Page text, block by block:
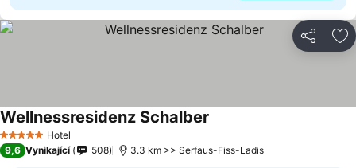
Sdílet
5 Počet hvězdiček
Hotel
Wellnessresidenz Schalber
9,6 Vynikající 508 3.3 km >> Serfaus-Fiss-Ladis